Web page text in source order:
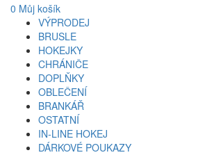
0 Můj košík
VÝPRODEJ
BRUSLE
HOKEJKY
CHRÁNIČE
DOPLŇKY
OBLEČENÍ
BRANKÁŘ
OSTATNÍ
IN-LINE HOKEJ
DÁRKOVÉ POUKAZY